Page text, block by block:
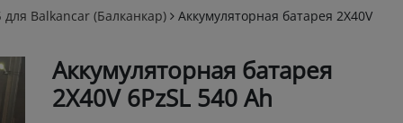
Balkanсar (Балканкар)
Аккумуляторная батарея 2X40V
Аккумуляторная батарея
2X40V 6PzSL 540 Ah